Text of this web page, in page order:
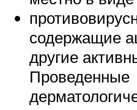
содержащие
другие
Проведенные